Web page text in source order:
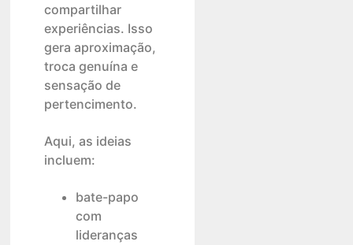
compartilhar
experiências. Isso
gera aproximação,
troca genuína e
sensação de
pertencimento.
Aqui, as ideias
incluem:
bate-papo
com
lideranças